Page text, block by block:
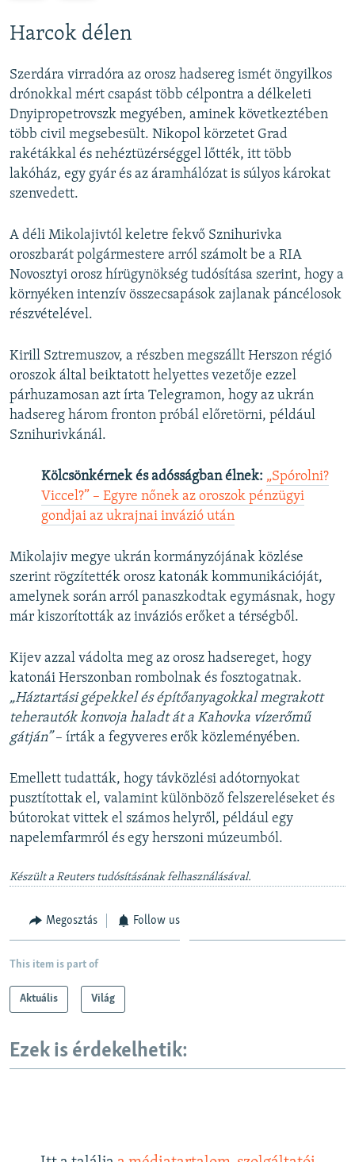
v
o
u
s
s
i
t
e
Harcok délen
Szerdára virradóra az orosz hadsereg ismét öngyilkos
drónokkal mért csapást több célpontra a délkeleti
Dnyipropetrovszk megyében, aminek következtében
több civil megsebesült. Nikopol körzetet Grad
rakétákkal és nehéztüzérséggel lőtték, itt több
lakóház, egy gyár és az áramhálózat is súlyos károkat
szenvedett.
A déli Mikolajivtól keletre fekvő Sznihurivka
oroszbarát polgármestere arról számolt be a RIA
Novosztyi orosz hírügynökség tudósítása szerint, hogy a
környéken intenzív összecsapások zajlanak páncélosok
részvételével.
Kirill Sztremuszov, a részben megszállt Herszon régió
oroszok által beiktatott helyettes vezetője ezzel
párhuzamosan azt írta Telegramon, hogy az ukrán
hadsereg három fronton próbál előretörni, például
Sznihurivkánál.
Kölcsönkérnek és adósságban élnek: „Spórolni?
Viccel?” – Egyre nőnek az oroszok pénzügyi
gondjai az ukrajnai invázió után
Mikolajiv megye ukrán kormányzójának közlése
szerint rögzítették orosz katonák kommunikációját,
amelynek során arról panaszkodtak egymásnak, hogy
már kiszorították az inváziós erőket a térségből.
Kijev azzal vádolta meg az orosz hadsereget, hogy
katonái Herszonban rombolnak és fosztogatnak.
„Háztartási gépekkel és építőanyagokkal megrakott
teherautók konvoja haladt át a Kahovka vízerőmű
gátján”– írták a fegyveres erők közleményében.
Emellett tudatták, hogy távközlési adótornyokat
pusztítottak el, valamint különböző felszereléseket és
bútorokat vittek el számos helyről, például egy
napelemfarmról és egy herszoni múzeumból.
Készült a Reuters tudósításának felhasználásával.
Megosztás Follow us
This item is part of
Aktuális Világ
Ezek is érdekelhetik: